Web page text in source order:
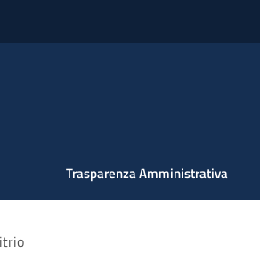
Trasparenza Amministrativa